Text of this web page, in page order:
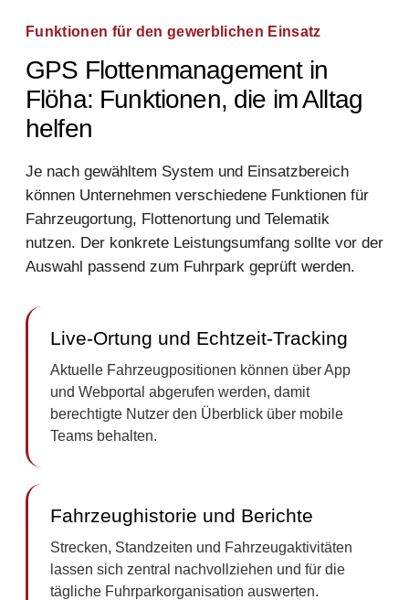
Funktionen für den gewerblichen Einsatz
GPS Flottenmanagement in
Flöha: Funktionen, die im Alltag
helfen
Je nach gewähltem System und Einsatzbereich
können Unternehmen verschiedene Funktionen für
Fahrzeugortung, Flottenortung und Telematik
nutzen. Der konkrete Leistungsumfang sollte vor der
Auswahl passend zum Fuhrpark geprüft werden.
Live-Ortung und Echtzeit-Tracking
Aktuelle Fahrzeugpositionen können über App
und Webportal abgerufen werden, damit
berechtigte Nutzer den Überblick über mobile
Teams behalten.
Fahrzeughistorie und Berichte
Strecken, Standzeiten und Fahrzeugaktivitäten
lassen sich zentral nachvollziehen und für die
tägliche Fuhrparkorganisation auswerten.